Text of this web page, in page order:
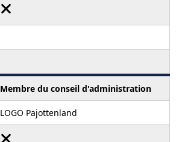
Membre du conseil d'administration
LOGO Pajottenland